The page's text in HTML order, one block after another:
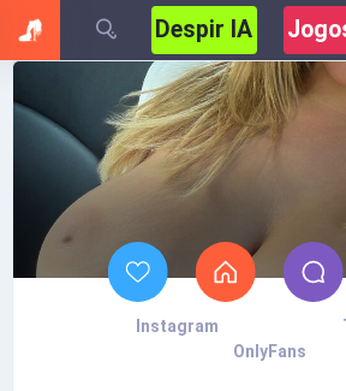
Despir IA
Instagram
OnlyFans